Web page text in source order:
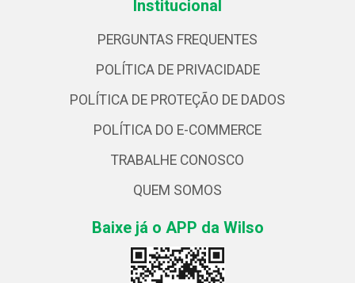
Institucional
PERGUNTAS FREQUENTES
POLÍTICA DE PRIVACIDADE
POLÍTICA DE PROTEÇÃO DE DADOS
POLÍTICA DO E-COMMERCE
TRABALHE CONOSCO
QUEM SOMOS
Baixe já o APP da Wilso